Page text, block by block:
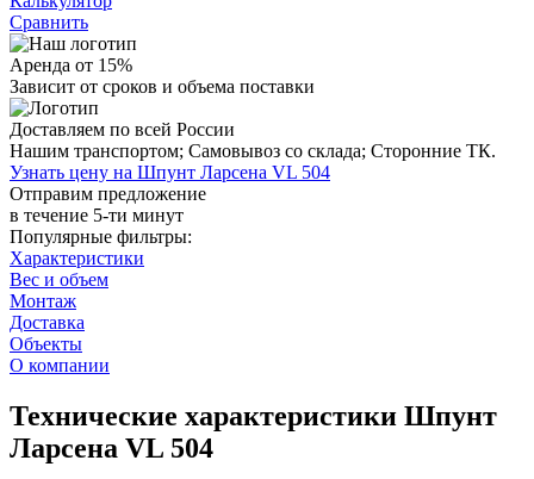
Сравнить
Аренда от 15%
Зависит от сроков и объема поставки
Доставляем по всей России
Нашим транспортом; Самовывоз со склада; Сторонние ТК.
Узнать цену на Шпунт Ларсена VL 504
Отправим предложение
в течение 5-ти минут
Популярные фильтры:
Характеристики
Вес и объем
Монтаж
Доставка
Объекты
О компании
Технические характеристики Шпунт
Ларсена VL 504